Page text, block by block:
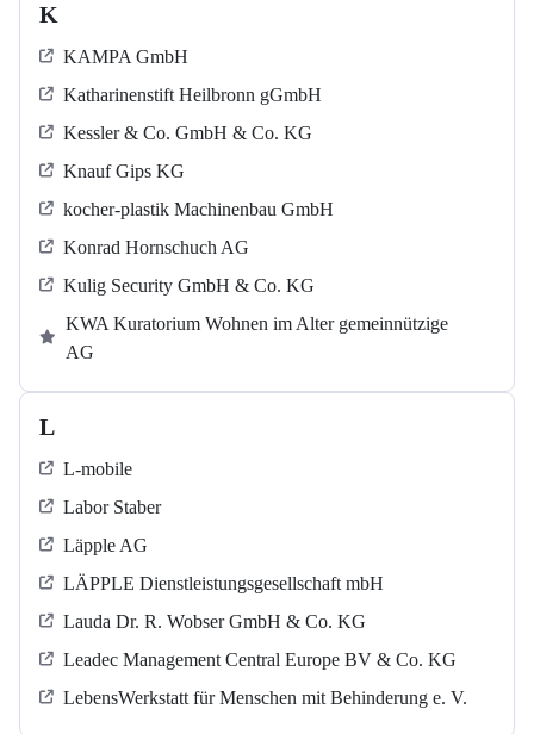
K
KAMPA GmbH
Katharinenstift Heilbronn gGmbH
Kessler & Co. GmbH & Co. KG
Knauf Gips KG
kocher-plastik Machinenbau GmbH
Konrad Hornschuch AG
Kulig Security GmbH & Co. KG
KWA Kuratorium Wohnen im Alter gemeinnützige
AG
L
L-mobile
Labor Staber
Läpple AG
LÄPPLE Dienstleistungsgesellschaft mbH
Lauda Dr. R. Wobser GmbH & Co. KG
Leadec Management Central Europe BV & Co. KG
LebensWerkstatt für Menschen mit Behinderung e. V.